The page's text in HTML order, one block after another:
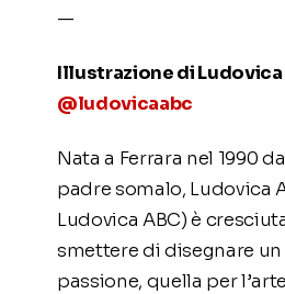
—
Illustrazione di
@ludovicaabc
Nata a Ferrara nel 1990
padre somalo, Ludovica
Ludovica ABC) è
smettere di disegnare un
passione, quella per